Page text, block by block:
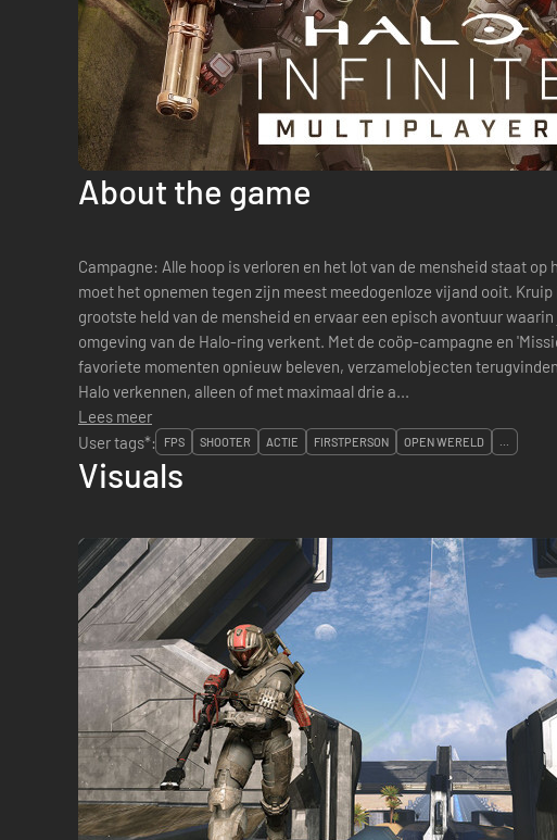
About the game
Campagne: Alle hoop is verloren en het lot van de mensheid staat op het spel. De Master Chief
moet het opnemen tegen zijn meest meedogenloze vijand ooit. Kruip
grootste held van de mensheid en ervaar een episch avontuur
omgeving van de Halo-ring verkent. Met de coöp-campagne en 'Missie opnieuw spelen' kun je je
favoriete momenten opnieuw beleven, verzamelobjecten
Halo verkennen, alleen of met maximaal drie a...
Lees meer
User tags*:
FPS SHOOTER ACTIE FIRSTPERSON OPEN WERELD ...
Visuals